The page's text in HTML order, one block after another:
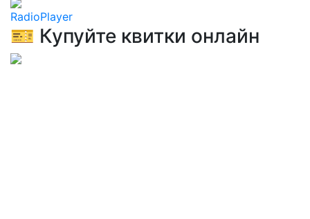
RadioPlayer
🎫 Купуйте квитки онлайн